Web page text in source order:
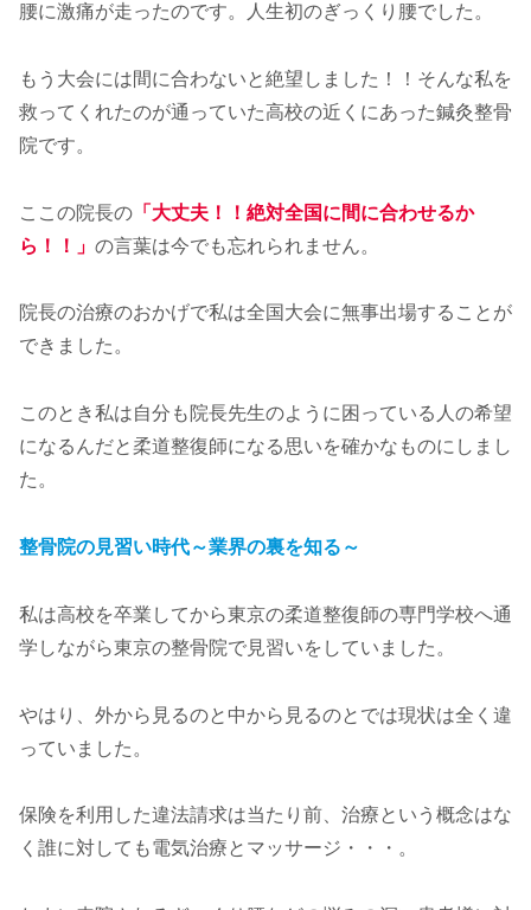
腰に激痛が走ったのです。人生初のぎっくり腰でした。
もう大会には間に合わないと絶望しました！！そんな私を
救ってくれたのが通っていた高校の近くにあった鍼灸整骨
院です。
ここの院長の 「大丈夫！！絶対全国に間に合わせるか
ら！！」 の言葉は今でも忘れられません。
院長の治療のおかげで私は全国大会に無事出場することが
できました。
このとき私は自分も院長先生のように困っている人の希望
になるんだと柔道整復師になる思いを確かなものにしまし
た。
整骨院の見習い時代～業界の裏を知る～
私は高校を卒業してから東京の柔道整復師の専門学校へ通
学しながら東京の整骨院で見習いをしていました。
やはり、外から見るのと中から見るのとでは現状は全く違
っていました。
保険を利用した違法請求は当たり前、治療という概念はな
く誰に対しても電気治療とマッサージ・・・。